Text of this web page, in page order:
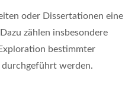
oder Dissertationen eine
zählen insbesondere
bestimmter
durchgeführt werden.